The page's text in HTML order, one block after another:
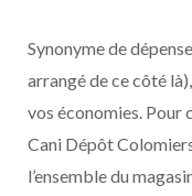
Synonyme de
arrangé de ce côté
vos économies.
Cani Dépôt
l’ensemble du